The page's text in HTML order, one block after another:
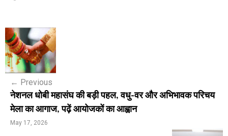
P
o
s
n
a
← Previous
नेशनल धोबी महासंघ की बड़ी पहल, वधु-वर और अभिभावक परिचय
मेला का आगाज, पढ़ें आयोजकों का आह्वान
May 17, 2026